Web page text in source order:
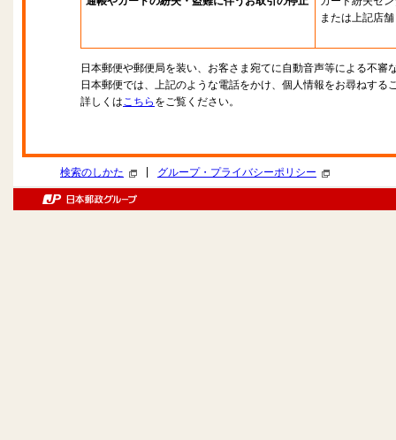
または上記店舗
日本郵便や郵便局を装い、お客さま宛てに自動音声等による不審
日本郵便では、上記のような電話をかけ、個人情報をお尋ねする
詳しくはこちら をご覧ください。
検索のしかた グループ・プライバシーポリシー